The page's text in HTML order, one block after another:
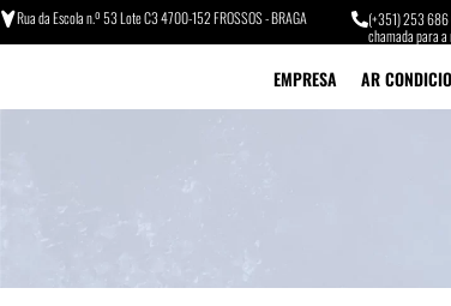
Rua da Escola n.º 53 Lote C3 4700-152 FROSSOS - BRAGA
(+351) 253
chamada para
EMPRESA AR